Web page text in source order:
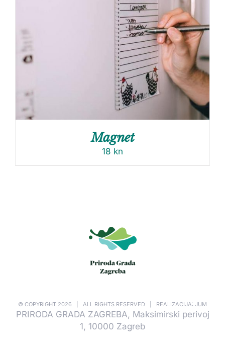
Magnet
18 kn
© COPYRIGHT 2026 | ALL RIGHTS RESERVED | REALIZACIJA: JUM
PRIRODA GRADA ZAGREBA, Maksimirski perivoj
1, 10000 Zagreb